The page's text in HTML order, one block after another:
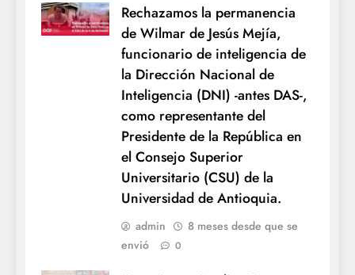
Rechazamos la permanencia
de Wilmar de Jesús Mejía,
funcionario de inteligencia de
la Dirección Nacional de
Inteligencia (DNI) -antes DAS-,
como representante del
Presidente de la República en
el Consejo Superior
Universitario (CSU) de la
Universidad de Antioquia.
admin
8 meses desde que se
envió
0